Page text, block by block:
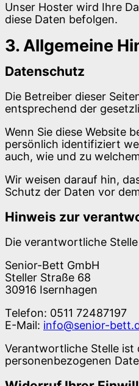
Unser Hoster wird Ihre
diese Daten befolgen.
3. Allgemeine
Datenschutz
Die Betreiber dieser
entsprechend der
Wenn Sie diese Website
persönlich identifiziert
auch, wie und zu
Wir weisen darauf hin,
Schutz der Daten vor
Hinweis zur
Die verantwortliche
Senior-Bett GmbH
Steller Straße 68
30916 Isernhagen
Telefon: 0511 72487197
E-Mail: info@senior-
Verantwortliche Stelle ist
personenbezogenen